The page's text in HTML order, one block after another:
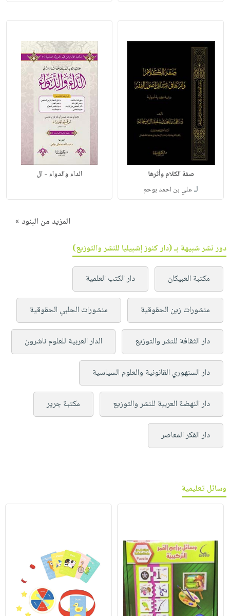
صفة الكلام وأثرها
لـعلي بن احمد بوحم
الداء والدواء - ال
المزيد من البنود »
دور نشر شبيهة بـ (دار كنوز إشبيليا للنشر والتوزيع)
مكتبة العبيكان دار الكتب العلمية
منشورات زين الحقوقية منشورات الحلبي الحقوقية
دار الثقافة للنشر والتوزيع الدار العربية للعلوم ناشرون
دار السنهوري القانونية والعلوم السياسية
دار النهضة العربية للنشر والتوزيع مكتبة جرير
دار الفكر المعاصر
وسائل تعليمية